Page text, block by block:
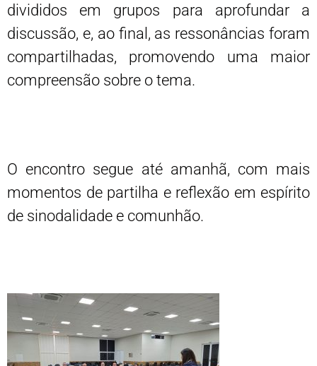
divididos em grupos para aprofundar a
discussão, e, ao final, as ressonâncias foram
compartilhadas, promovendo uma maior
compreensão sobre o tema.
O encontro segue até amanhã, com mais
momentos de partilha e reflexão em espírito
de sinodalidade e comunhão.